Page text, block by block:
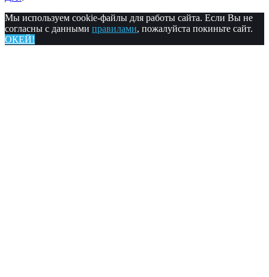
Мы используем cookie-файлы для работы сайта. Если Вы не
согласны с данными правилами, пожалуйста покиньте сайт.
ОКЕЙ!